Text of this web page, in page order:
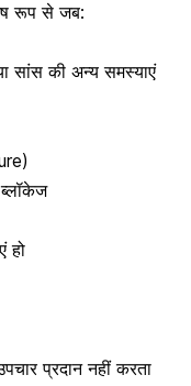
रूप से जब:
सांस की अन्य समस्याएं
हो
प्रदान नहीं करता